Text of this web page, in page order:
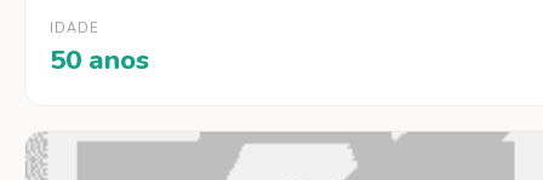
IDADE
50 anos